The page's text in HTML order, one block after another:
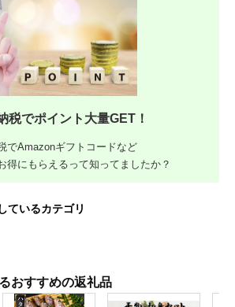
税でポイント大量GET！
でAmazonギフトコードなど
得にもらえるって知ってましたか？
ているカテゴリ
おすすめの返礼品